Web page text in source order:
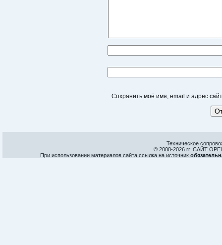
Сохранить моё имя, email и адрес
Техническое
© 2008-2026 гг. САЙТ
При использовании материалов сайта ссылка на источник